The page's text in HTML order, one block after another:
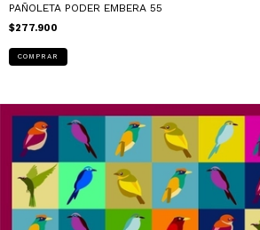
PAÑOLETA PODER EMBERA 55
$277.900